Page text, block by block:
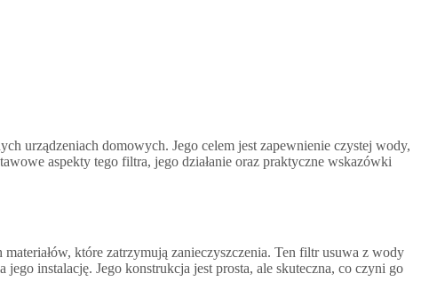
urządzeniach domowych. Jego celem jest zapewnienie czystej wody,
aspekty tego filtra, jego działanie oraz praktyczne wskazówki
które zatrzymują zanieczyszczenia. Ten filtr usuwa z wody
instalację. Jego konstrukcja jest prosta, ale skuteczna, co czyni go